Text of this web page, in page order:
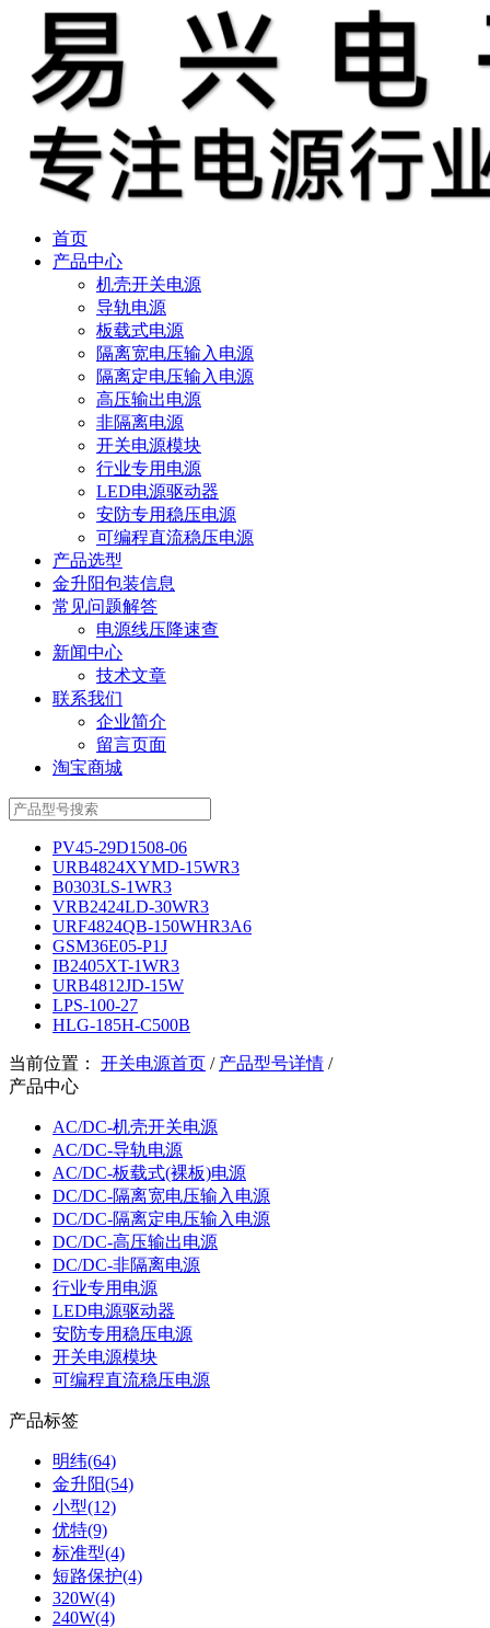
首页
产品中心
机壳开关电源
导轨电源
板载式电源
隔离宽电压输入电源
隔离定电压输入电源
高压输出电源
非隔离电源
开关电源模块
行业专用电源
LED电源驱动器
安防专用稳压电源
可编程直流稳压电源
产品选型
金升阳包装信息
常见问题解答
电源线压降速查
新闻中心
技术文章
联系我们
企业简介
留言页面
淘宝商城
PV45-29D1508-06
URB4824XYMD-15WR3
B0303LS-1WR3
VRB2424LD-30WR3
URF4824QB-150WHR3A6
GSM36E05-P1J
IB2405XT-1WR3
URB4812JD-15W
LPS-100-27
HLG-185H-C500B
当前位置： 开关电源首页 / 产品型号详情 /
产品中心
AC/DC-机壳开关电源
AC/DC-导轨电源
AC/DC-板载式(裸板)电源
DC/DC-隔离宽电压输入电源
DC/DC-隔离定电压输入电源
DC/DC-高压输出电源
DC/DC-非隔离电源
行业专用电源
LED电源驱动器
安防专用稳压电源
开关电源模块
可编程直流稳压电源
产品标签
明纬(64)
金升阳(54)
小型(12)
优特(9)
标准型(4)
短路保护(4)
320W(4)
240W(4)